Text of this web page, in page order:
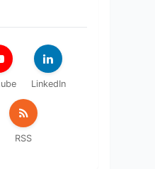
LinkedIn
RSS